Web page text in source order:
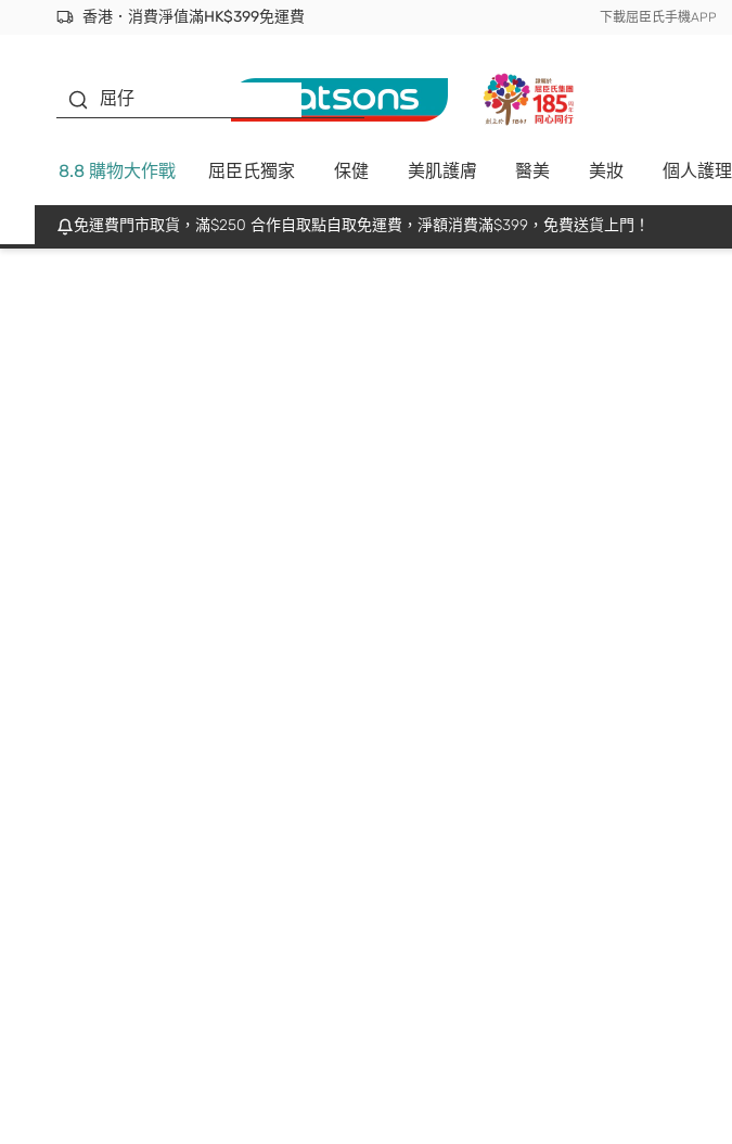
香港．消費淨值滿HK$399免運費
立即成為易賞錢會員盡享獨家優惠
首次APP下單買滿$450 輸入 NEWAPP 即減$50 下載屈臣氏手機APP
屈仔
8.8 購物大作戰 屈臣氏獨家 保健 美肌護膚 醫美 美妝 個人護理
免運費門市取貨，滿$250 合作自取點自取免運費，淨額消費滿$399，免費送貨上門！